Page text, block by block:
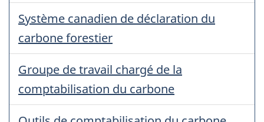
Système canadien de déclaration du
carbone forestier
Groupe de travail chargé de la
comptabilisation du carbone